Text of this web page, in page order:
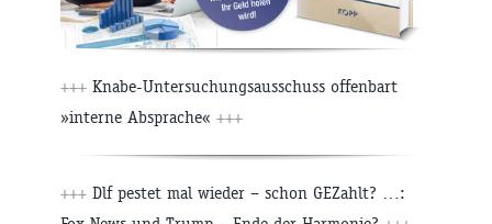
+++ Knabe-Untersuchungsausschuss offenbart
»interne Absprache« +++
+++ Dlf pestet mal wieder – schon GEZahlt? …: